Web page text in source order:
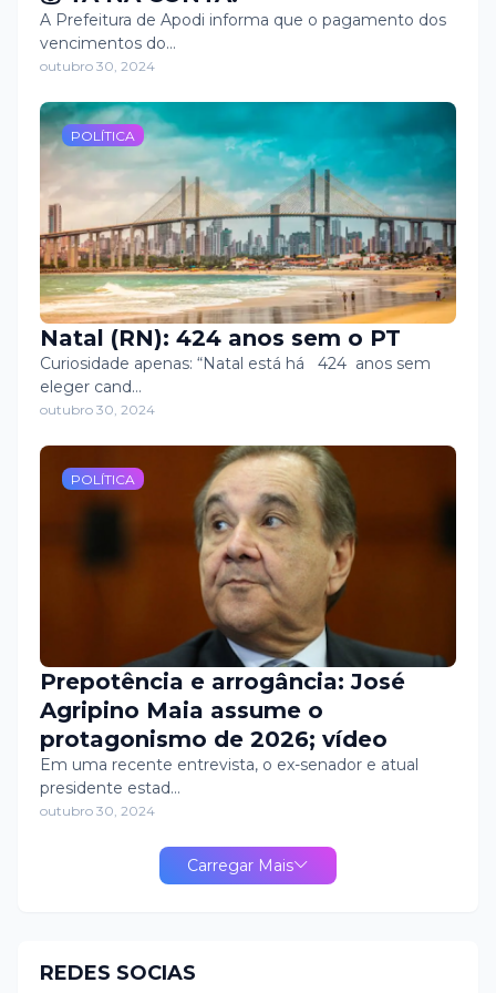
A Prefeitura de Apodi informa que o pagamento dos
vencimentos do…
outubro 30, 2024
POLÍTICA
Natal (RN): 424 anos sem o PT
Curiosidade apenas: “Natal está há 424 anos sem
eleger cand…
outubro 30, 2024
POLÍTICA
Prepotência e arrogância: José
Agripino Maia assume o
protagonismo de 2026; vídeo
Em uma recente entrevista, o ex-senador e atual
presidente estad…
outubro 30, 2024
Carregar Mais
REDES SOCIAS